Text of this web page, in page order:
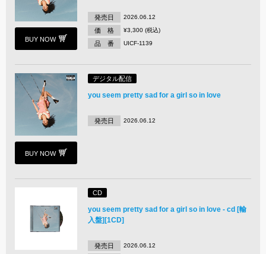
BUY NOW
発売日 2026.06.12
価 格 ¥3,300 (税込)
品 番 UICF-1139
BUY NOW
デジタル配信
you seem pretty sad for a girl so in love
発売日 2026.06.12
CD
you seem pretty sad for a girl so in love - cd [輸
入盤][1CD]
発売日 2026.06.12